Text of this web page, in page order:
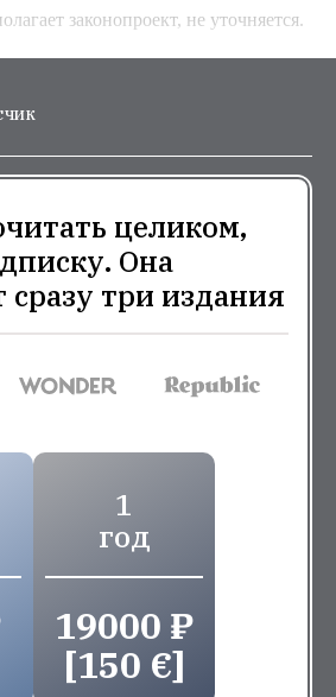
законопроект, не уточняется.
целиком,
Она
сразу три издания
1
год
19000 ₽
[150 €]